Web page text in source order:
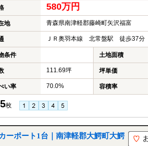
580万円
地 青森県南津軽郡藤崎町矢沢福富
ＪＲ奥羽本線 北常盤駅 徒歩37分
条件 土地面積
111.69坪 坪単価
い率 70.0% 容積率
5枚
ポート1台｜南津軽郡大鰐町大鰐